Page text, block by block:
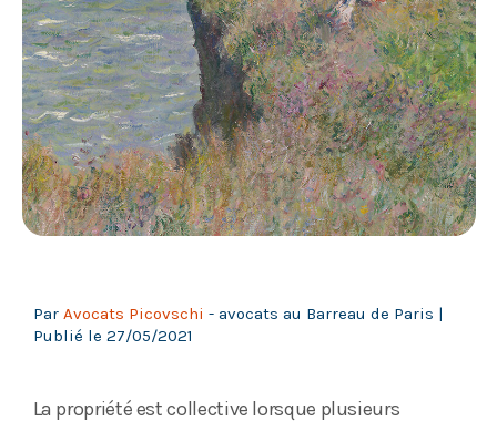
Par Avocats Picovschi - avocats au Barreau de Paris |
Publié le 27/05/2021
La propriété est collective lorsque plusieurs